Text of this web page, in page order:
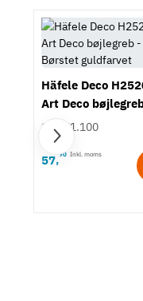
Häfele Deco
Art Deco
Børstet guldfarvet
106.71.100
57,90 Inkl. moms